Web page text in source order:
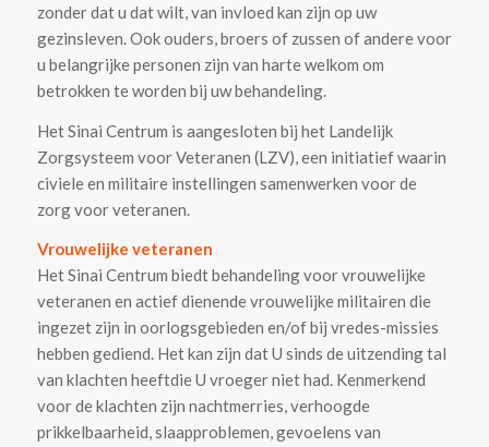
zonder dat u dat wilt, van invloed kan zijn op uw
gezinsleven. Ook ouders, broers of zussen of andere voor
u belangrijke personen zijn van harte welkom om
betrokken te worden bij uw behandeling.
Het Sinai Centrum is aangesloten bij het Landelijk
Zorgsysteem voor Veteranen (LZV), een initiatief waarin
civiele en militaire instellingen samenwerken voor de
zorg voor veteranen.
Vrouwelijke veteranen
Het Sinai Centrum biedt behandeling voor vrouwelijke
veteranen en actief dienende vrouwelijke militairen die
ingezet zijn in oorlogsgebieden en/of bij vredes-missies
hebben gediend. Het kan zijn dat U sinds de uitzending tal
van klachten heeftdie U vroeger niet had. Kenmerkend
voor de klachten zijn nachtmerries, verhoogde
prikkelbaarheid, slaapproblemen, gevoelens van